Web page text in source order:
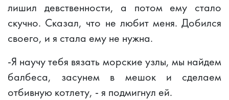
лишил девственности, а потом ему стало
скучно. Сказал, что не любит меня. Добился
своего, и я стала ему не нужна.
-Я научу тебя вязать морские узлы, мы найдем
балбеса, засунем в мешок и сделаем
отбивную котлету, - я подмигнул ей.